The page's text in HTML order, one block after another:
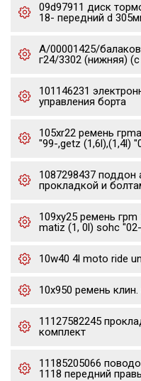
09d97911 диск
18- передний d
А/00001425/
г24/3302 (нижняя)
101146231
управления борта
105xr22 ремень
"99-,getz (1,6l),(1,4l)
1087298437 поддон
прокладкой и
109xy25 ремень
matiz (1, 0l) sohc
10w40 4l moto ride
10x950 ремень
11127582245
комплект
11185205066
1118 передний